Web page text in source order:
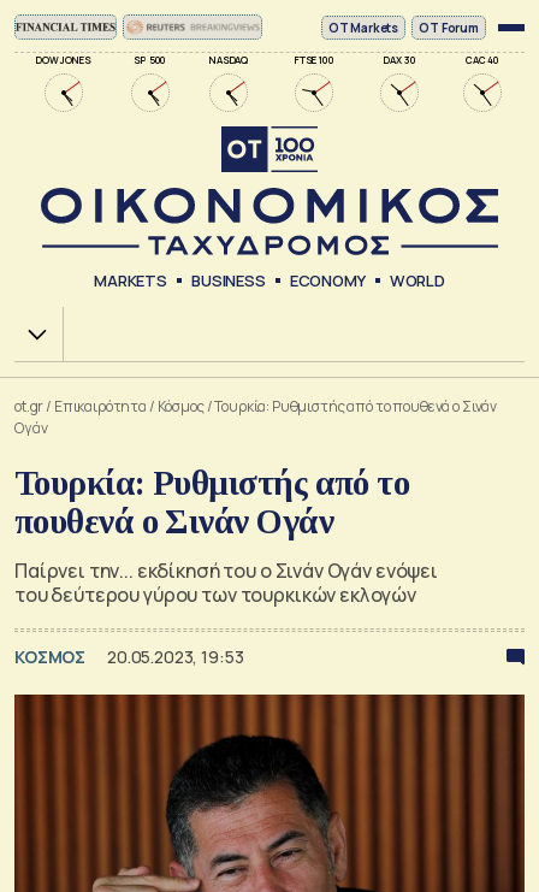
DOW JONES SP 500 NASDAQ FTSE 100 DAX 30 CAC 40
ΟΤ Markets OT Forum
MARKETS BUSINESS ECONOMY WORLD
Χ.Α.
ot.gr/ Επικαιρότητα / Κόσμος/Τουρκία: Ρυθμιστής από το πουθενά ο Σινάν
Ογάν
Τουρκία: Ρυθμιστής από το
πουθενά ο Σινάν Ογάν
Παίρνει την... εκδίκησή του ο Σινάν Ογάν ενόψει
του δεύτερου γύρου των τουρκικών εκλογών
ΚΟΣΜΟΣ 20.05.2023, 19:53